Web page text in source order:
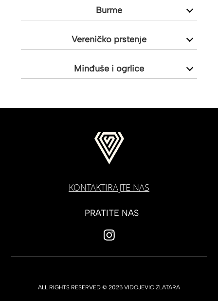
Burme
Vereničko prstenje
Minđuše i ogrlice
KONTAKTIRAJTE NAS
PRATITE NAS
ALL RIGHTS RESERVED © 2025 VIDOJEVIC ZLATARA